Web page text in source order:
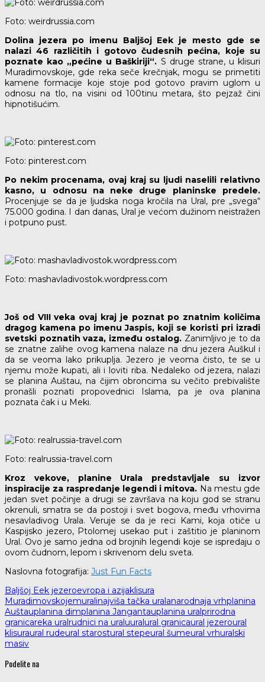
Foto: weirdrussia.com
Dolina jezera po imenu Baljšoj Eek je mesto gde se
nalazi 46 različitih i gotovo čudesnih pećina, koje su
poznate kao „pećine u Baškiriji“. S druge strane, u klisuri
Muradimovskoje, gde reka seče krečnjak, mogu se primetiti
kamene formacije koje stoje pod gotovo pravim uglom u
odnosu na tlo, na visini od 100tinu metara, što pejzaž čini
hipnotišućim.
Foto: pinterest.com
Po nekim procenama, ovaj kraj su ljudi naselili relativno
kasno, u odnosu na neke druge planinske predele.
Procenjuje se da je ljudska noga kročila na Ural, pre „svega“
75.000 godina. I dan danas, Ural je većom dužinom neistražen
i potpuno pust.
Foto: mashavladivostok.wordpress.com
Još od VIII veka ovaj kraj je poznat po znatnim količima
dragog kamena po imenu Jaspis, koji se koristi pri izradi
svetski poznatih vaza, između ostalog. Zanimljivo je to da
se znatne zalihe ovog kamena nalaze na dnu jezera Auškul i
da se veoma lako prikuplja. Jezero je veoma čisto, te se u
njemu može kupati, ali i loviti riba. Nedaleko od jezera, nalazi
se planina Auštau, na čijim obroncima su večito prebivalište
pronašli poznati propovednici Islama, pa je ova planina
poznata čak i u Meki.
Foto: realrussia-travel.com
Kroz vekove, planine Urala predstavljale su izvor
inspiracije za raspredanje legendi i mitova. Na mestu gde
jedan svet počinje a drugi se završava na koju god se stranu
okrenuli, smatra se da postoji i svet bogova, među vrhovima
nesavladivog Urala. Veruje se da je reci Kami, koja otiče u
Kaspijsko jezero, Ptolomej usekao put i zaštitio je planinom
Ural. Ovo je samo jedna od brojnih legendi koje se ispredaju o
ovom čudnom, lepom i skrivenom delu sveta.
Naslovna fotografija: Just Fun Facts
Baljšoj Eek jezeroevropa i azijaklisura
Muradimovskojemuralinajviša tačka uralanarodnaja vrhplanina
Auštauplanina dimplanina Jangantauplanina ural prirodna
granicareka ural rudnici na uraluural ural granicaural jezeroural
klisuraural rudeural starostural stepeural šumeural vrhuralski
masiv
Podelite na